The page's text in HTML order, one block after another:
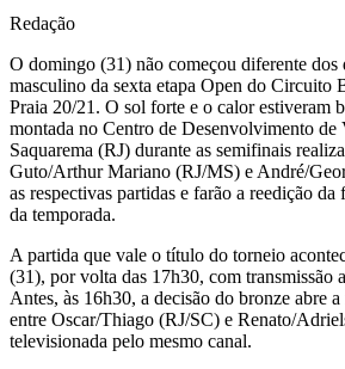
Share
Redação
O domingo (31) não começou diferente dos
masculino da sexta etapa Open do Circuito
Praia 20/21. O sol forte e o calor estiveram
montada no Centro de Desenvolvimento
Saquarema (RJ) durante as semifinais
Guto/Arthur Mariano (RJ/MS) e André/
as respectivas partidas e farão a reedição
da temporada.
A partida que vale o título do torneio
(31), por volta das 17h30, com
Antes, às 16h30, a decisão do bronze abre
entre Oscar/Thiago (RJ/SC) e Renato/
televisionada pelo mesmo canal.